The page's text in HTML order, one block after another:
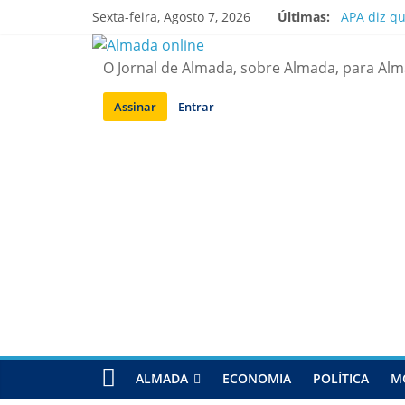
Sexta-feira, Agosto 7, 2026 Últimas:
APA diz
Ponte
Situação
O Jornal de Almada, sobre Almada, para
Assinar Entrar
ALMADA ECONOMIA POLÍTICA